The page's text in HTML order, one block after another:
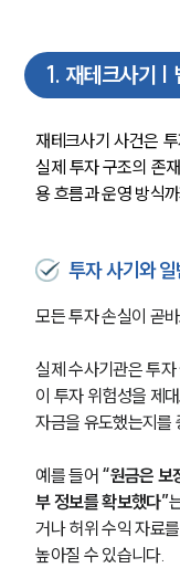
1. 재테크사기 |
재테크사기 사건은
실제 투자 구조의 존
용 흐름과 운영 방식
투자 사기와 일
모든 투자 손실이 곧
실제 수사기관은 투
이 투자 위험성을 제
자금을 유도했는지를
예를 들어 “원금은 보
부 정보를 확보했다”
거나 허위 수익 자료
높아질 수 있습니다.